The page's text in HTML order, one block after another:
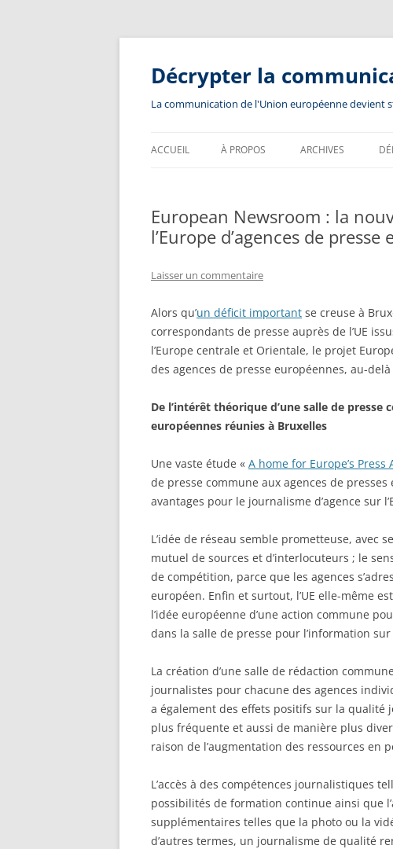
Aller
contenu
Décrypter la
La communication de l'Union européenne devient
ACCUEIL À PROPOS ARCHIVES
European Newsroom : la
l’Europe d’agences de
Laisser un commentaire
Alors qu’un déficit important se creuse à
correspondants de presse auprès de l’UE
l’Europe centrale et Orientale, le projet
des agences de presse européennes, au-
De l’intérêt théorique d’une salle de presse
européennes réunies à Bruxelles
Une vaste étude « A home for Europe’s Press
de presse commune aux agences de
avantages pour le journalisme d’agence sur
L’idée de réseau semble prometteuse, avec
mutuel de sources et d’interlocuteurs ; le
de compétition, parce que les agences
européen. Enfin et surtout, l’UE elle-même
l’idée européenne d’une action commune
dans la salle de presse pour l’information sur
La création d’une salle de rédaction
journalistes pour chacune des agences
a également des effets positifs sur la qualité
plus fréquente et aussi de manière plus
raison de l’augmentation des ressources en
L’accès à des compétences journalistiques
possibilités de formation continue ainsi que
supplémentaires telles que la photo ou la
d’autres termes, un journalisme de qualité